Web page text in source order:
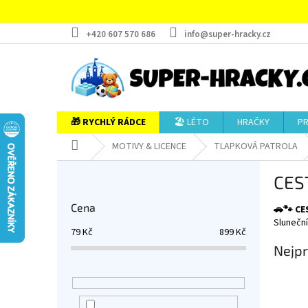
+420 607 570 686 info@super-hracky.cz
🎁 RYCHLÝ RÁDCE 🏖️ LÉTO HRAČKY
Domů MOTIVY & LICENCE TLAPKOVÁ PATROLA
Cena
79Kč 899Kč
🚗🐾